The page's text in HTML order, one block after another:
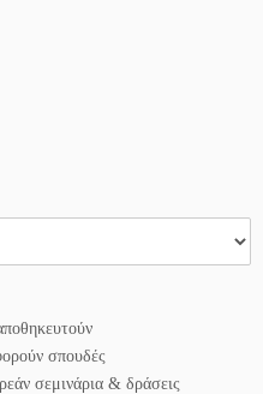
σπουδές
σεμινάρια & δράσεις